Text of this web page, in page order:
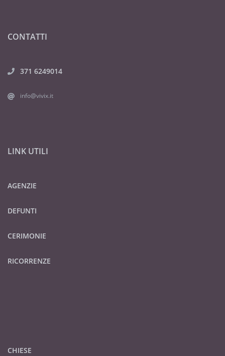
CONTATTI
371 6249014
info@vivix.it
LINK UTILI
AGENZIE
DEFUNTI
CERIMONIE
RICORRENZE
CHIESE